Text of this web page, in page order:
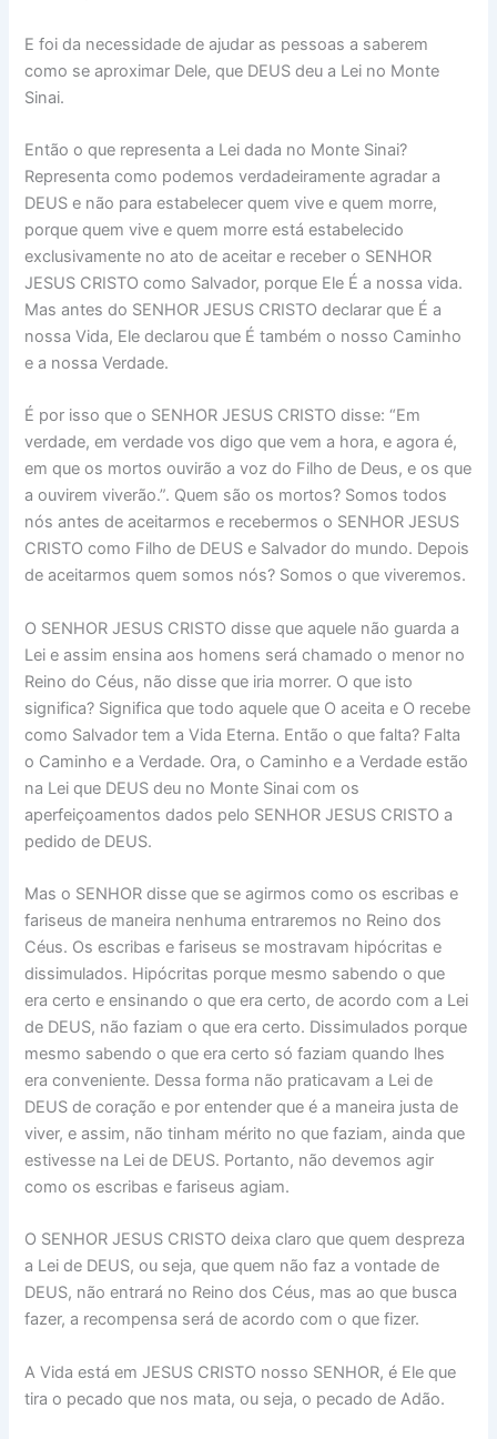
E foi da necessidade de ajudar as pessoas a saberem
como se aproximar Dele, que DEUS deu a Lei no Monte
Sinai.
Então o que representa a Lei dada no Monte Sinai?
Representa como podemos verdadeiramente agradar a
DEUS e não para estabelecer quem vive e quem morre,
porque quem vive e quem morre está estabelecido
exclusivamente no ato de aceitar e receber o SENHOR
JESUS CRISTO como Salvador, porque Ele É a nossa vida.
Mas antes do SENHOR JESUS CRISTO declarar que É a
nossa Vida, Ele declarou que É também o nosso Caminho
e a nossa Verdade.
É por isso que o SENHOR JESUS CRISTO disse: “Em
verdade, em verdade vos digo que vem a hora, e agora é,
em que os mortos ouvirão a voz do Filho de Deus, e os que
a ouvirem viverão.”. Quem são os mortos? Somos todos
nós antes de aceitarmos e recebermos o SENHOR JESUS
CRISTO como Filho de DEUS e Salvador do mundo. Depois
de aceitarmos quem somos nós? Somos o que viveremos.
O SENHOR JESUS CRISTO disse que aquele não guarda a
Lei e assim ensina aos homens será chamado o menor no
Reino do Céus, não disse que iria morrer. O que isto
significa? Significa que todo aquele que O aceita e O recebe
como Salvador tem a Vida Eterna. Então o que falta? Falta
o Caminho e a Verdade. Ora, o Caminho e a Verdade estão
na Lei que DEUS deu no Monte Sinai com os
aperfeiçoamentos dados pelo SENHOR JESUS CRISTO a
pedido de DEUS.
Mas o SENHOR disse que se agirmos como os escribas e
fariseus de maneira nenhuma entraremos no Reino dos
Céus. Os escribas e fariseus se mostravam hipócritas e
dissimulados. Hipócritas porque mesmo sabendo o que
era certo e ensinando o que era certo, de acordo com a Lei
de DEUS, não faziam o que era certo. Dissimulados porque
mesmo sabendo o que era certo só faziam quando lhes
era conveniente. Dessa forma não praticavam a Lei de
DEUS de coração e por entender que é a maneira justa de
viver, e assim, não tinham mérito no que faziam, ainda que
estivesse na Lei de DEUS. Portanto, não devemos agir
como os escribas e fariseus agiam.
O SENHOR JESUS CRISTO deixa claro que quem despreza
a Lei de DEUS, ou seja, que quem não faz a vontade de
DEUS, não entrará no Reino dos Céus, mas ao que busca
fazer, a recompensa será de acordo com o que fizer.
A Vida está em JESUS CRISTO nosso SENHOR, é Ele que
tira o pecado que nos mata, ou seja, o pecado de Adão.